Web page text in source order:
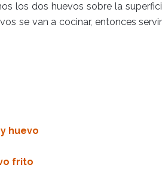
los dos huevos sobre la
se van a cocinar, entonces
huevo
frito